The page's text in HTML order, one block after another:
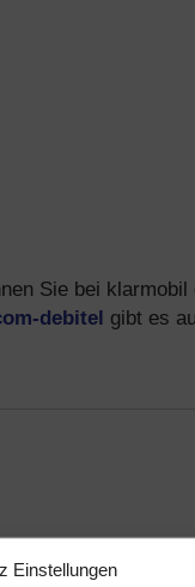
Einstellungen
Sie bei klarmobil
debitel gibt es
MBit/s